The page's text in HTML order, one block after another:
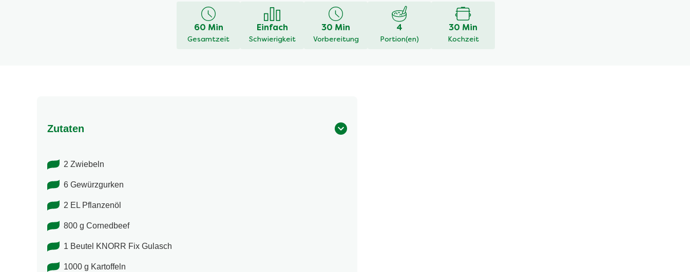
recipe
abgegeben
60 Min
Gesamtzeit
Einfach
Schwierigkeit
30 Min
Vorbereitung
4
Portion(en)
30 Min
Kochzeit
Zutaten
2 Zwiebeln
6 Gewürzgurken
2 EL Pflanzenöl
800 g Cornedbeef
1 Beutel KNORR Fix Gulasch
1000 g Kartoffeln